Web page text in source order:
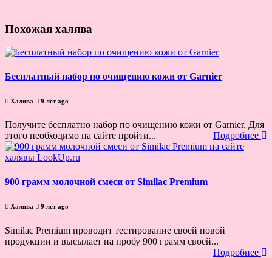
Похожая халява
Бесплатный набор по очищению кожи от Garnier
Халява 9 лет ago
Получите бесплатно набор по очищению кожи от Garnier. Для
этого необходимо на сайте пройти...
Подробнее
900 грамм молочной смеси от Similac Premium
Халява 9 лет ago
Similac Premium проводит тестирование своей новой
продукции и высылает на пробу 900 грамм своей...
Подробнее